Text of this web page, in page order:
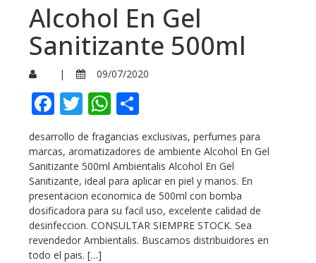
Alcohol En Gel
Sanitizante 500ml
| 09/07/2020
Facebook
TwitterWhatsApp
desarrollo de fragancias exclusivas, perfumes para
marcas, aromatizadores de ambiente Alcohol En Gel
Sanitizante 500ml Ambientalis Alcohol En Gel
Sanitizante, ideal para aplicar en piel y manos. En
presentacion economica de 500ml con bomba
dosificadora para su facil uso, excelente calidad de
desinfeccion. CONSULTAR SIEMPRE STOCK. Sea
revendedor Ambientalis. Buscamos distribuidores en
todo el pais. […]